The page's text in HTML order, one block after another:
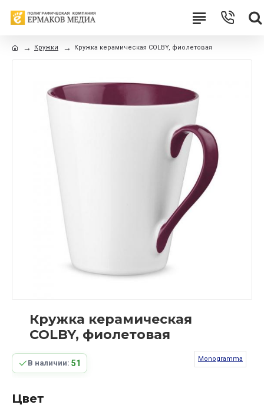
Кружки Кружка керамическая COLBY, фиолетовая
Кружка керамическая
COLBY, фиолетовая
В наличии: 51 Monogramma
Цвет